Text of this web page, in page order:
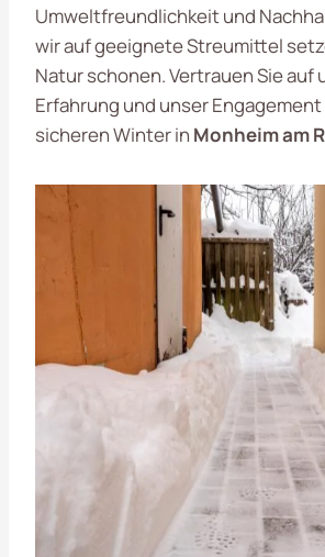
Umweltfreundlichkeit und
wir auf geeignete Streumittel
Natur schonen. Vertrauen Sie auf
Erfahrung und unser
sicheren Winter in Monheim am